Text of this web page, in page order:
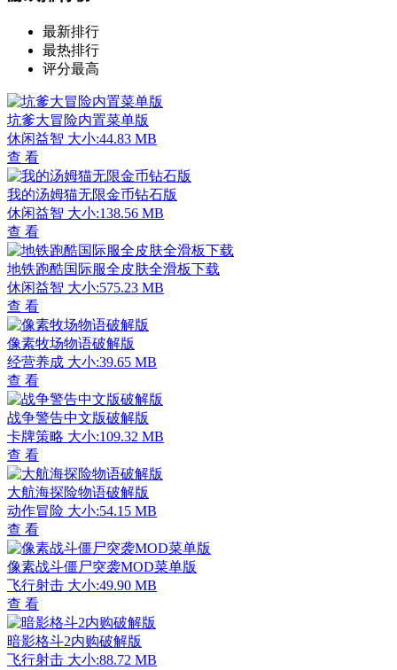
最新排行
最热排行
评分最高
坑爹大冒险内置菜单版
休闲益智 大小:44.83 MB
查 看
我的汤姆猫无限金币钻石版
休闲益智 大小:138.56 MB
查 看
地铁跑酷国际服全皮肤全滑板下载
休闲益智 大小:575.23 MB
查 看
像素牧场物语破解版
经营养成 大小:39.65 MB
查 看
战争警告中文版破解版
卡牌策略 大小:109.32 MB
查 看
大航海探险物语破解版
动作冒险 大小:54.15 MB
查 看
像素战斗僵尸突袭MOD菜单版
飞行射击 大小:49.90 MB
查 看
暗影格斗2内购破解版
飞行射击 大小:88.72 MB